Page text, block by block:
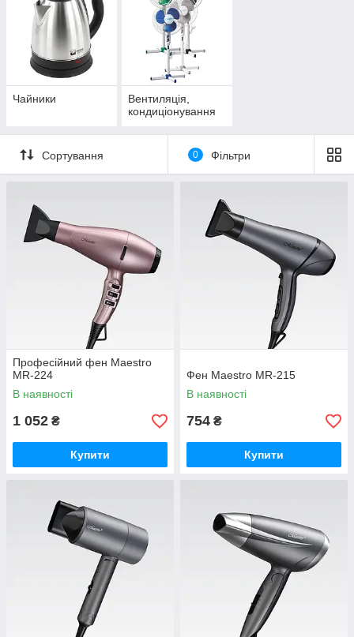
Чайники
Вентиляція,
кондиціонування
Сортування 0 Фільтри
Професійний фен Maestro
MR-224
В наявності
1 052 ₴
Купити
Фен Maestro MR-215
В наявності
754 ₴
Купити